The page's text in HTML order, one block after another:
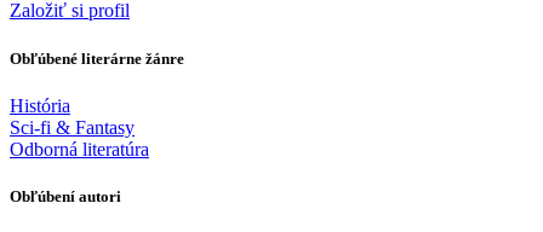
Založiť si profil
Obľúbené literárne žánre
História
Sci-fi & Fantasy
Odborná literatúra
Obľúbení autori